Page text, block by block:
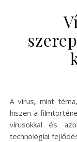
A vírus, mint téma, régóta foglalkoztatja az embereket,
hiszen a
vírusokkal és
technológiai